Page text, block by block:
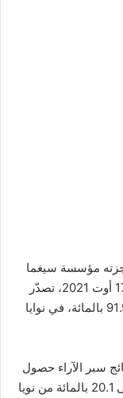
مؤسسة سيغما
كونساي ونشرته جريدة المغرب اليوم الثلاثاء 17 أوت 2021، تصدّر
رئيس الجمهورية سعيّد المرتبة الأولى بنسبة 91.9 بالمائة، في نوايا
سبر الآراء حصول
حزب قيس سعيد (وهو حزب لا يوجد حاليا) على 20.1 بالمائة من نويا